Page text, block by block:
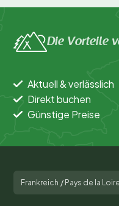
Die Vorteile
Aktuell & verlässlich
Direkt buchen
Günstige Preise
Frankreich / Pays de la Loire